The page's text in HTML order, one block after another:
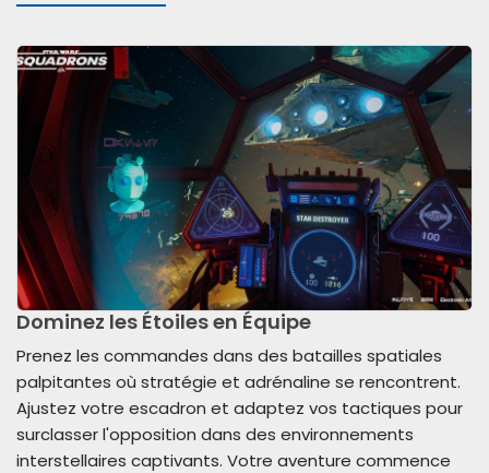
Dominez les Étoiles en Équipe
Prenez les commandes dans des batailles spatiales
palpitantes où stratégie et adrénaline se rencontrent.
Ajustez votre escadron et adaptez vos tactiques pour
surclasser l'opposition dans des environnements
interstellaires captivants. Votre aventure commence